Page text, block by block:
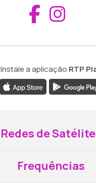
Instale a aplicação RTP
Redes de
Frequências